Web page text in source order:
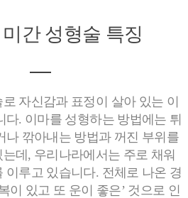
간 성형술 특징
자신감과 표정이 살아 있는 이
다. 이마를 성형하는 방법에는 튀
나 깎아내는 방법과 꺼진 부위를
데, 우리나라에서는 주로 채워
이루고 있습니다. 전체로 나온 경
이 있고 또 운이 좋은’ 것으로 인